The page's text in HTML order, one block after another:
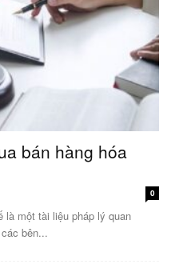
bán hàng hóa
0
là một tài liệu pháp lý quan
bên...